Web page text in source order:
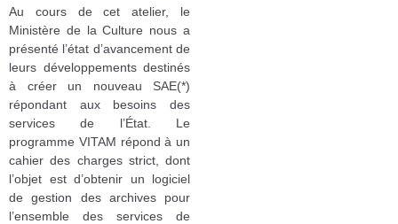
Au cours de cet atelier, le
Ministère de la Culture nous a
présenté l’état d’avancement de
leurs développements destinés
à créer un nouveau SAE(*)
répondant aux besoins des
services de l’État. Le
programme VITAM répond à un
cahier des charges strict, dont
l’objet est d’obtenir un logiciel
de gestion des archives pour
l’ensemble des services de